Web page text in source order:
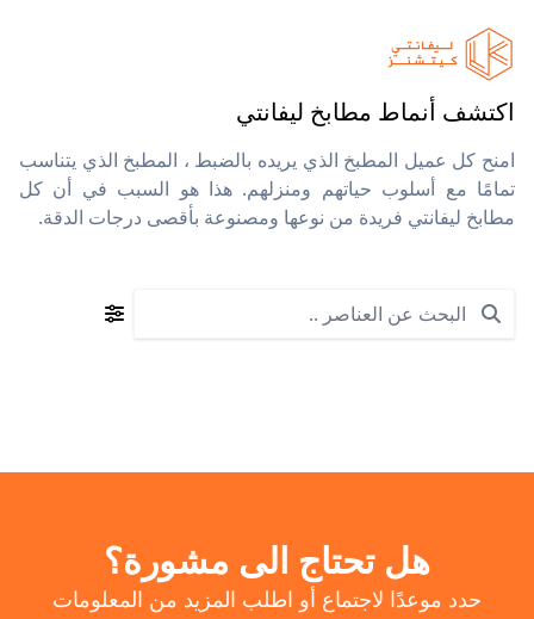
اكتشف أنماط مطابخ ليفانتي
امنح كل عميل المطبخ الذي يريده بالضبط ، المطبخ الذي يتناسب
تمامًا مع أسلوب حياتهم ومنزلهم. هذا هو السبب في أن كل
مطابخ ليفانتي فريدة من نوعها ومصنوعة بأقصى درجات الدقة.
Search
هل تحتاج الى مشورة؟
حدد موعدًا لاجتماع أو اطلب المزيد من المعلومات